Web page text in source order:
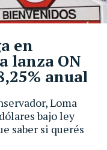
Loma
bajo ley
saber si querés
en
lanza ON
anual